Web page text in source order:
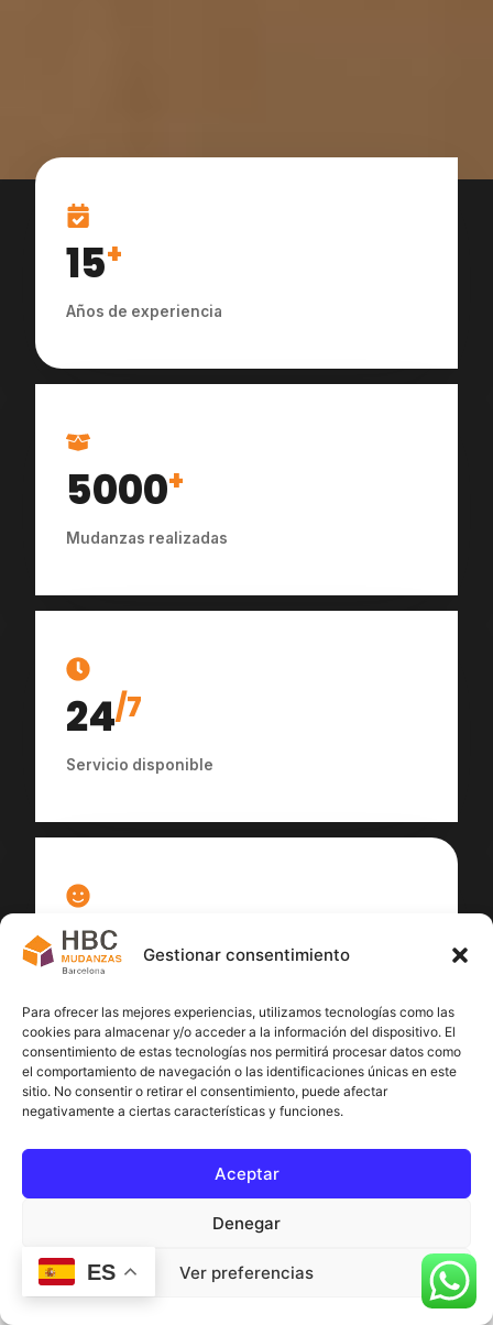
Gestionar consentimiento
Para ofrecer las mejores experiencias, utilizamos tecnologías como las
cookies para almacenar y/o acceder a la información del dispositivo. El
consentimiento de estas tecnologías nos permitirá procesar datos como
el comportamiento de navegación o las identificaciones únicas en este
sitio. No consentir o retirar el consentimiento, puede afectar
negativamente a ciertas características y funciones.
Aceptar
Denegar
Ver preferencias
15+
Años de experiencia
5000+
Mudanzas realizadas
24/7
Servicio disponible
100
ES